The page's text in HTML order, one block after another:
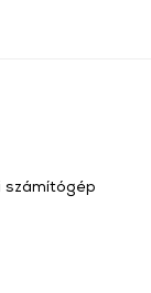
számítógép